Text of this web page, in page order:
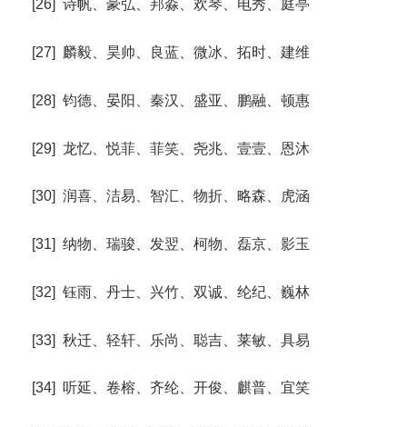
[26] 诗帆、豪弘、邦淼、欢琴、电秀、庭亭
[27] 麟毅、昊帅、良蓝、微冰、拓时、建维
[28] 钧德、晏阳、秦汉、盛亚、鹏融、顿惠
[29] 龙忆、悦菲、菲笑、尧兆、壹壹、恩沐
[30] 润喜、洁易、智汇、物折、略森、虎涵
[31] 纳物、瑞骏、发翌、柯物、磊京、影玉
[32] 钰雨、丹士、兴竹、双诚、纶纪、巍林
[33] 秋迁、轻轩、乐尚、聪吉、莱敏、具易
[34] 听延、卷榕、齐纶、开俊、麒普、宜笑